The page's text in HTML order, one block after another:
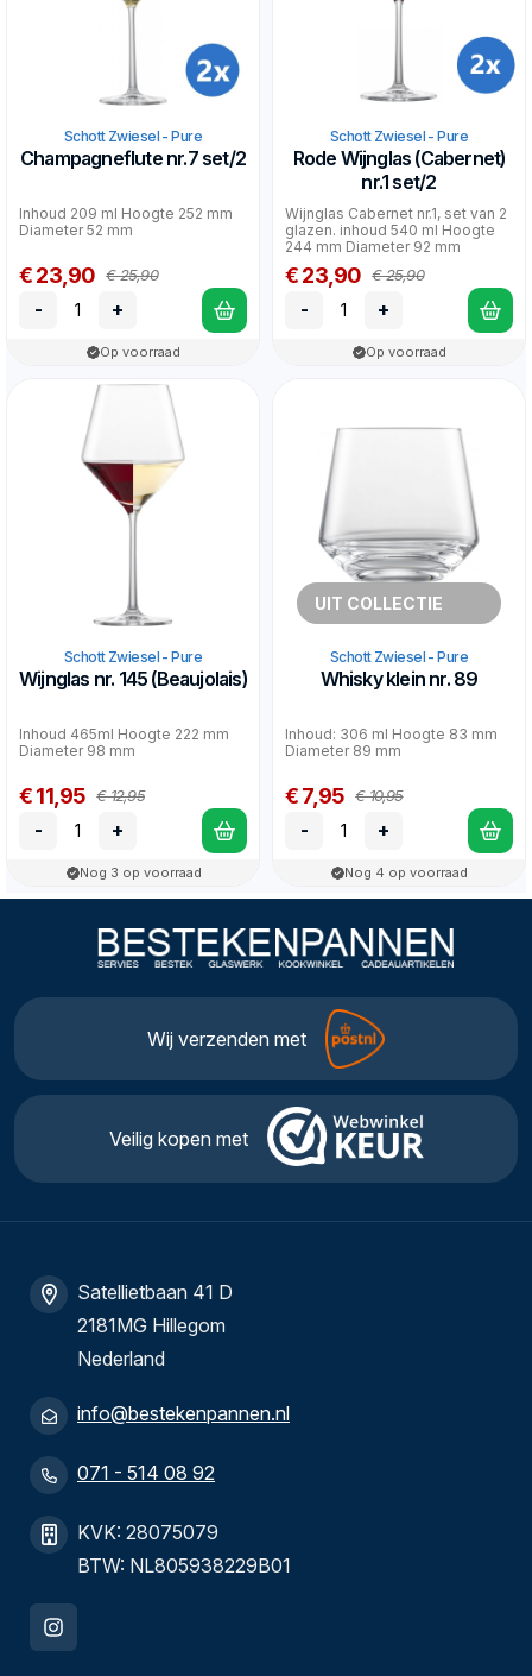
Schott Zwiesel - Pure
Champagneflute nr.7 set/2
Inhoud 209 ml Hoogte 252 mm
Diameter 52 mm
€ 23,90 € 25,90
- +
Op voorraad
Schott Zwiesel - Pure
Rode Wijnglas (Cabernet)
nr.1 set/2
Wijnglas Cabernet nr.1, set van 2
glazen. inhoud 540 ml Hoogte
244 mm Diameter 92 mm
€ 23,90 € 25,90
- +
Op voorraad
Schott Zwiesel - Pure
Wijnglas nr. 145 (Beaujolais)
Inhoud 465ml Hoogte 222 mm
Diameter 98 mm
€ 11,95 € 12,95
- +
Nog 3 op voorraad
UIT COLLECTIE
Schott Zwiesel - Pure
Whisky klein nr. 89
Inhoud: 306 ml Hoogte 83 mm
Diameter 89 mm
€ 7,95 € 10,95
- +
Nog 4 op voorraad
Wij verzenden met
Veilig kopen met
Satellietbaan 41 D
2181MG Hillegom
Nederland
info@bestekenpannen.nl
071 - 514 08 92
KVK: 28075079
BTW: NL805938229B01